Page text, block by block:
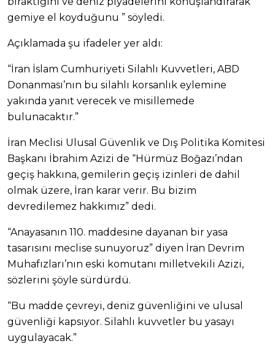
gemiye el koyduğunu ” söyledi.
Açıklamada şu ifadeler yer aldı:
“İran İslam Cumhuriyeti Silahlı Kuvvetleri, ABD
Donanması’nın bu silahlı korsanlık eylemine
yakında yanıt verecek ve misillemede
bulunacaktır.”
İran Meclisi Ulusal Güvenlik ve Dış Politika Komitesi
Başkanı İbrahim Azizi de “Hürmüz Boğazı’ndan
geçiş hakkına, gemilerin geçiş izinleri de dahil
olmak üzere, İran karar verir. Bu bizim
devredilemez hakkımız” dedi.
“Anayasanın 110. maddesine dayanan bir yasa
tasarısını meclise sunuyoruz” diyen İran Devrim
Muhafızları’nın eski komutanı milletvekili Azizi,
sözlerini şöyle sürdürdü.
“Bu madde çevreyi, deniz güvenliğini ve ulusal
güvenliği kapsıyor. Silahlı kuvvetler bu yasayı
uygulayacak.”